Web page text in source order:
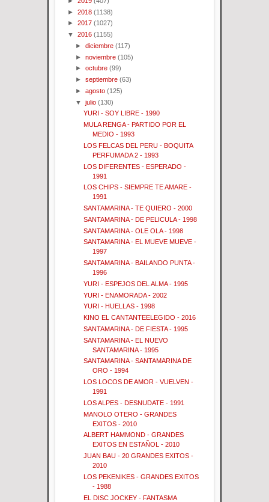
► 2018 (1138)
► 2017 (1027)
▼ 2016 (1155)
►diciembre (117)
►noviembre (105)
►octubre (99)
►septiembre (63)
►agosto (125)
▼julio (130)
YURI - SOY LIBRE - 1990
MULA RENGA - PARTIDO POR EL
MEDIO - 1993
LOS FELCAS DEL PERU - BOQUITA
PERFUMADA 2 - 1993
LOS DIFERENTES - ESPERADO -
1991
LOS CHIPS - SIEMPRE TE AMARE -
1991
SANTAMARINA - TE QUIERO - 2000
SANTAMARINA - DE PELICULA - 1998
SANTAMARINA - OLE OLA - 1998
SANTAMARINA - EL MUEVE MUEVE -
1997
SANTAMARINA - BAILANDO PUNTA -
1996
YURI - ESPEJOS DEL ALMA - 1995
YURI - ENAMORADA - 2002
YURI - HUELLAS - 1998
KINO EL CANTANTEELEGIDO - 2016
SANTAMARINA - DE FIESTA - 1995
SANTAMARINA - EL NUEVO
SANTAMARINA - 1995
SANTAMARINA - SANTAMARINA DE
ORO - 1994
LOS LOCOS DE AMOR - VUELVEN -
1991
LOS ALPES - DESNUDATE - 1991
MANOLO OTERO - GRANDES
EXITOS - 2010
ALBERT HAMMOND - GRANDES
EXITOS EN ESTAÑOL - 2010
JUAN BAU - 20 GRANDES EXITOS -
2010
LOS PEKENIKES - GRANDES EXITOS
- 1988
EL DISC JOCKEY - FANTASMA